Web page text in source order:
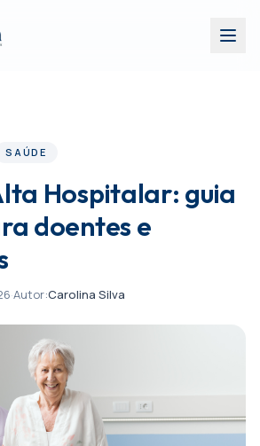
SAÚDE
Hospitalar: guia
doentes e
·Autor:Carolina Silva